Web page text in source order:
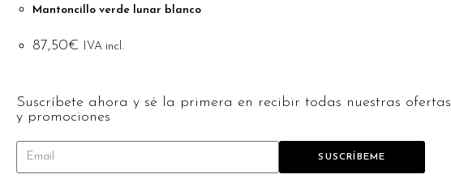
Mantoncillo verde lunar blanco
87,50€ IVA incl.
Suscríbete ahora y sé la primera en recibir todas nuestras ofertas
y promociones
SUSCRÍBEME